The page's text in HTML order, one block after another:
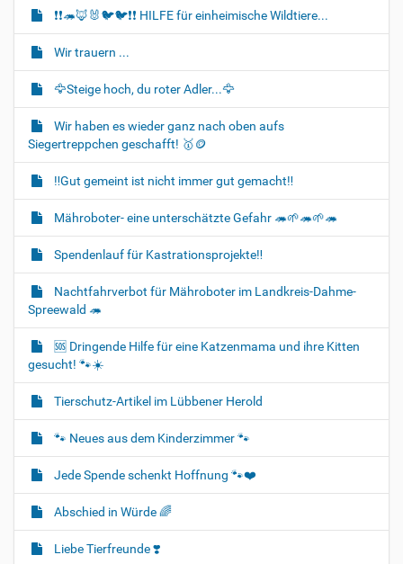
o
n
❗❗🦔🦊🐰🐦‍🐦❗❗ HILFE für einheimische Wildtiere...
Wir trauern ...
🦅Steige hoch, du roter Adler...🦅
Wir haben es wieder ganz nach oben aufs
Siegertreppchen geschafft! 🥇🪙
‼️Gut gemeint ist nicht immer gut gemacht‼️
Mähroboter- eine unterschätzte Gefahr 🦔🌱🦔🌱🦔
Spendenlauf für Kastrationsprojekte‼️
Nachtfahrverbot für Mähroboter im Landkreis-Dahme-
Spreewald 🦔
🆘️ Dringende Hilfe für eine Katzenmama und ihre Kitten
gesucht! 🐾☀️
Tierschutz-Artikel im Lübbener Herold
🐾 Neues aus dem Kinderzimmer 🐾
Jede Spende schenkt Hoffnung 🐾❤️
Abschied in Würde 🌈
Liebe Tierfreunde ❣️